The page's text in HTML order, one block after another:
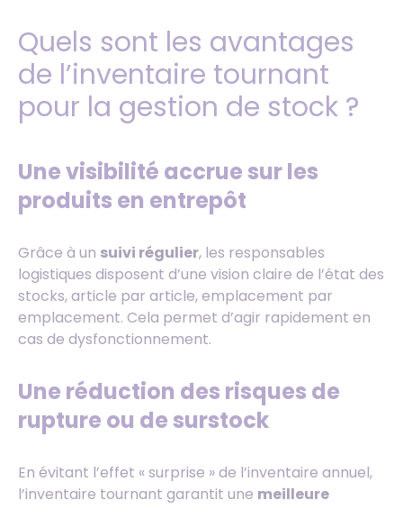
Quels sont les avantages
de l’inventaire tournant
pour la gestion de stock ?
Une visibilité accrue sur les
produits en entrepôt
Grâce à un suivi régulier, les responsables
logistiques disposent d’une vision claire de l’état des
stocks, article par article, emplacement par
emplacement. Cela permet d’agir rapidement en
cas de dysfonctionnement.
Une réduction des risques de
rupture ou de surstock
En évitant l’effet « surprise » de l’inventaire annuel,
l’inventaire tournant garantit une meilleure